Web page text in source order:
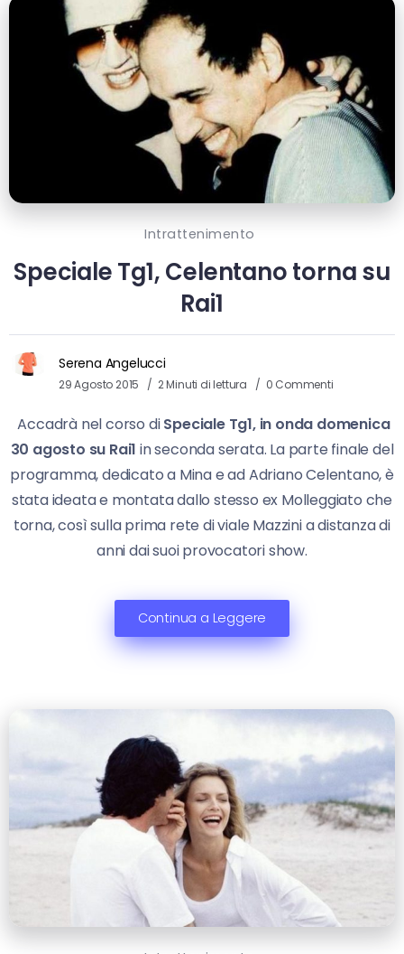
Intrattenimento
Speciale Tg1, Celentano torna su
Rai1
Serena Angelucci
29 Agosto 2015 2 Minuti di lettura 0 Commenti
Accadrà nel corso diSpeciale Tg1, in onda domenica
30 agosto su Rai1 in seconda serata. La parte finale del
programma, dedicato a Mina e ad Adriano Celentano, è
stata ideata e montata dallo stesso ex Molleggiato che
torna, così sulla prima rete di viale Mazzini a distanza di
anni dai suoi provocatori show.
Continua a Leggere